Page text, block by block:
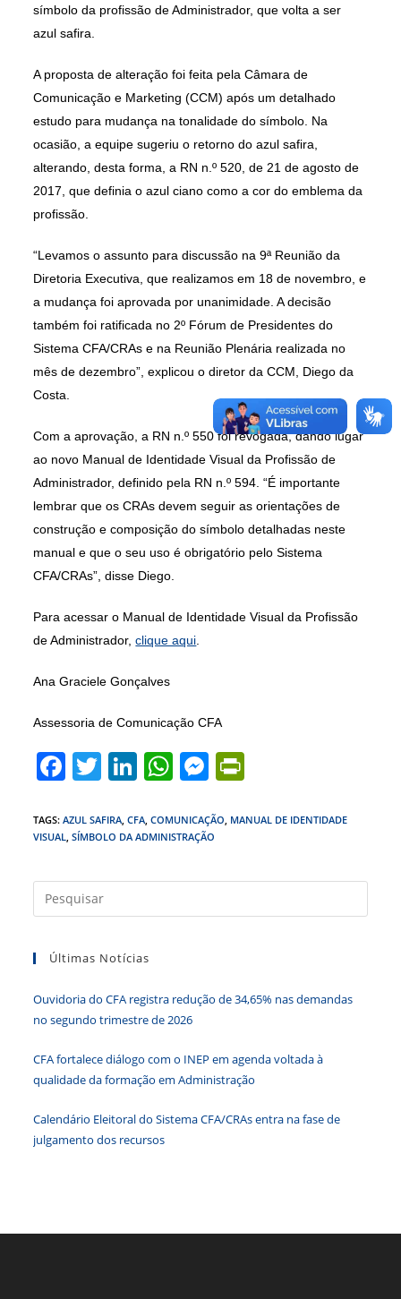
símbolo da profissão de Administrador, que volta a ser
azul safira.
A proposta de alteração foi feita pela Câmara de
Comunicação e Marketing (CCM) após um detalhado
estudo para mudança na tonalidade do símbolo. Na
ocasião, a equipe sugeriu o retorno do azul safira,
alterando, desta forma, a RN n.º 520, de 21 de agosto de
2017, que definia o azul ciano como a cor do emblema da
profissão.
“Levamos o assunto para discussão na 9ª Reunião da
Diretoria Executiva, que realizamos em 18 de novembro, e
a mudança foi aprovada por unanimidade. A decisão
também foi ratificada no 2º Fórum de Presidentes do
Sistema CFA/CRAs e na Reunião Plenária realizada no
mês de dezembro”, explicou o diretor da CCM, Diego da
Costa.
Com a aprovação, a RN n.º 550 foi revogada, dando lugar
ao novo Manual de Identidade Visual da Profissão de
Administrador, definido pela RN n.º 594. “É importante
lembrar que os CRAs devem seguir as orientações de
construção e composição do símbolo detalhadas neste
manual e que o seu uso é obrigatório pelo Sistema
CFA/CRAs”, disse Diego.
Para acessar o Manual de Identidade Visual da Profissão
de Administrador,clique aqui
Ana Graciele Gonçalves
Assessoria de Comunicação CFA
F
c
e
b
o
k
T
itt
er
Li
k
e
dI
n
W
at
s
A
p
M
ss
e
n
g
tF
e
n
TAGS:AZUL SAFIRA CFA COMUNICAÇÃO MANUAL DE IDENTIDADE
VISUAL SÍMBOLO DA ADMINISTRAÇÃO
a
Últimas Notícias
Ouvidoria do CFA registra redução de 34,65% nas demandas
no segundo trimestre de 2026
CFA fortalece diálogo com o INEP em agenda voltada à
qualidade da formação em Administração
Calendário Eleitoral do Sistema CFA/CRAs entra na fase de
julgamento dos recursos